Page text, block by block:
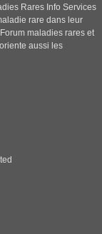
Rares Info Services
rare dans leur
maladies rares et
aussi les